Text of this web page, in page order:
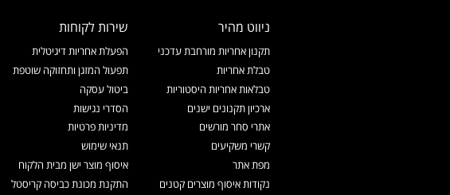
ניווט מהיר
תקנון אחריות מורחבת עדכני
טבלת אחריות
טבלאות אחריות היסטוריות
ארכיון תקנונים ישנים
אתרי סחר מורשים
קשרי משקיעים
מפת אתר
נקודות איסוף מוצרים קטנים
שירות לקוחות
הפעלת אחריות דיגיטלית
תפעול המזגן ותחזוקה שוטפת
ביטול עסקה
הסדרי נגישות
מדיניות פרטיות
תנאי שימוש
איסוף מוצר ישן מבית הלקוח
התקנת מכונת כביסה קריסטל